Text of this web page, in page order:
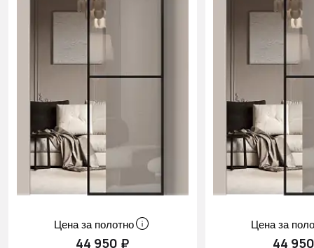
Цена за полотно
44 950 ₽
Цена за
44